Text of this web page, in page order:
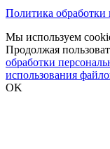
Политика
Мы используем
Продолжая
обработки
использования
OK